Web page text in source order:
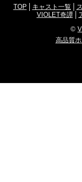
TOP キャスト一覧
VIOLET奇譚
©
高品質